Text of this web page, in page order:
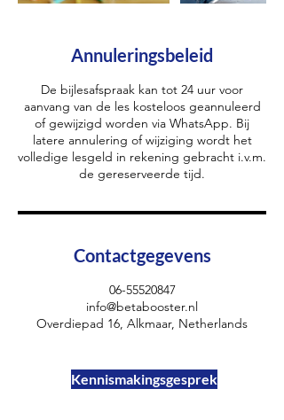
Annuleringsbeleid
De bijlesafspraak kan tot 24 uur voor
aanvang van de les kosteloos geannuleerd
of gewijzigd worden via WhatsApp. Bij
latere annulering of wijziging wordt het
volledige lesgeld in rekening gebracht i.v.m.
de gereserveerde tijd.
Contactgegevens
06-55520847
info@betabooster.nl
Overdiepad 16, Alkmaar, Netherlands
Kennismakingsgesprek